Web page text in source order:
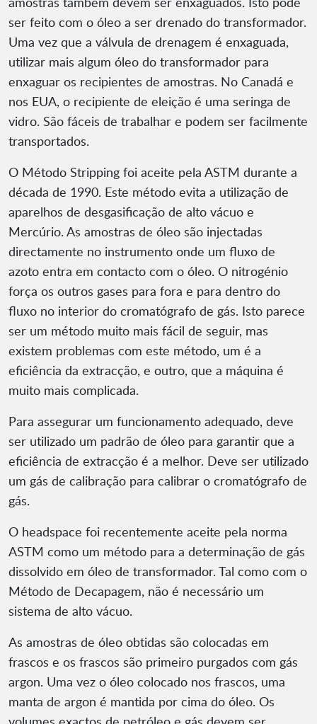
ser feito com o óleo a ser drenado do transformador.
Uma vez que a válvula de drenagem é enxaguada,
utilizar mais algum óleo do transformador para
enxaguar os recipientes de amostras. No Canadá e
nos EUA, o recipiente de eleição é uma seringa de
vidro. São fáceis de trabalhar e podem ser facilmente
transportados.
O Método Stripping foi aceite pela ASTM durante a
década de 1990. Este método evita a utilização de
aparelhos de desgasificação de alto vácuo e
Mercúrio. As amostras de óleo são injectadas
directamente no instrumento onde um fluxo de
azoto entra em contacto com o óleo. O nitrogénio
força os outros gases para fora e para dentro do
fluxo no interior do cromatógrafo de gás. Isto parece
ser um método muito mais fácil de seguir, mas
existem problemas com este método, um é a
eficiência da extracção, e outro, que a máquina é
muito mais complicada.
Para assegurar um funcionamento adequado, deve
ser utilizado um padrão de óleo para garantir que a
eficiência de extracção é a melhor. Deve ser utilizado
um gás de calibração para calibrar o cromatógrafo de
gás.
O headspace foi recentemente aceite pela norma
ASTM como um método para a determinação de gás
dissolvido em óleo de transformador. Tal como com o
Método de Decapagem, não é necessário um
sistema de alto vácuo.
As amostras de óleo obtidas são colocadas em
frascos e os frascos são primeiro purgados com gás
argon. Uma vez o óleo colocado nos frascos, uma
manta de argon é mantida por cima do óleo. Os